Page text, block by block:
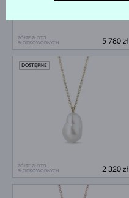
ŻÓŁTE ZŁOTO
SŁODKOWODNYCH
5 780 zł
ŻÓŁTE ZŁOTO
SŁODKOWODNYCH
DOSTĘPNE
2 320 zł